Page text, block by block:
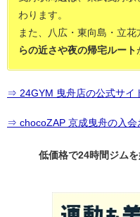
わります。
また、八広・東向島・立
らの近さや夜の帰宅ルート
⇒ 24GYM 曳舟店の公式サイ
⇒ chocoZAP 京成曳舟の入会
低価格で24時間ジム